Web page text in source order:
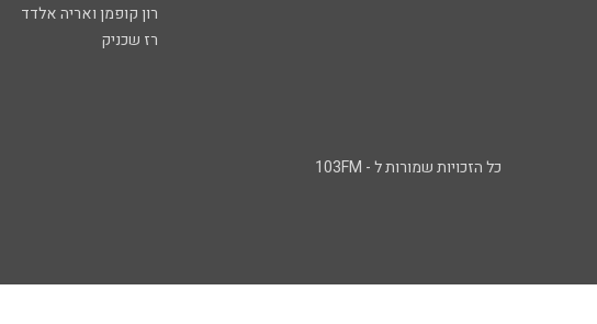
רון קופמן ואריה אלדד
רז שכניק
כל הזכויות שמורות ל - 103FM